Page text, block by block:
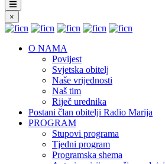
×
O NAMA
Povijest
Svjetska obitelj
Naše vrijednosti
Naš tim
Riječ urednika
Postani član obitelji Radio Marija
PROGRAM
Stupovi programa
Tjedni program
Programska shema